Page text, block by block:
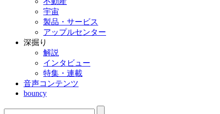
宇宙
製品・サービス
アップルセンター
深掘り
解説
インタビュー
特集・連載
音声コンテンツ
bouncy